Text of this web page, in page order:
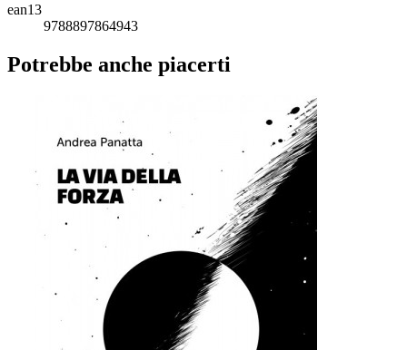
ean13
9788897864943
Potrebbe anche piacerti